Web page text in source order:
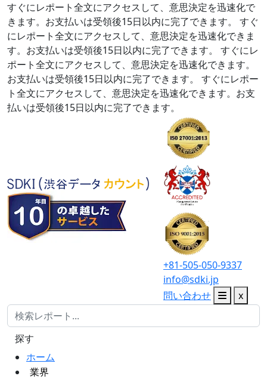
すぐにレポート全文にアクセスして、意思決定を迅速化で
きます。お支払いは受領後15日以内に完了できます。
すぐ
にレポート全文にアクセスして、意思決定を迅速化できま
す。お支払いは受領後15日以内に完了できます。
すぐにレ
ポート全文にアクセスして、意思決定を迅速化できます。
お支払いは受領後15日以内に完了できます。
すぐにレポー
ト全文にアクセスして、意思決定を迅速化できます。お支
払いは受領後15日以内に完了できます。
+81-505-050-9337
info@sdki.jp
問い合わせ
x
ホーム
業界
探す